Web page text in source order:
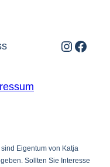
Eigentum von Katja
Sollten Sie Interesse